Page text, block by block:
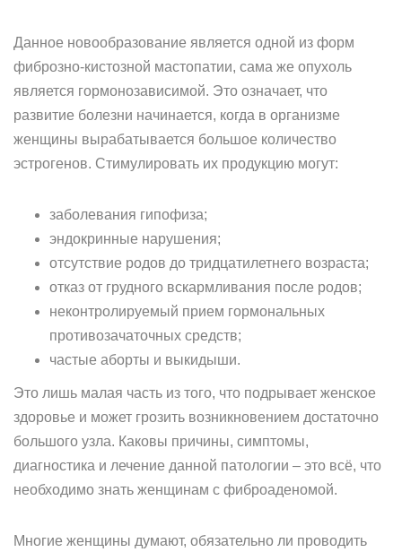
Данное новообразование является одной из форм
фиброзно-кистозной мастопатии, сама же опухоль
является гормонозависимой. Это означает, что
развитие болезни начинается, когда в организме
женщины вырабатывается большое количество
эстрогенов. Стимулировать их продукцию могут:
заболевания гипофиза;
эндокринные нарушения;
отсутствие родов до тридцатилетнего возраста;
отказ от грудного вскармливания после родов;
неконтролируемый прием гормональных
противозачаточных средств;
частые аборты и выкидыши.
Это лишь малая часть из того, что подрывает женское
здоровье и может грозить возникновением достаточно
большого узла. Каковы причины, симптомы,
диагностика и лечение данной патологии – это всё, что
необходимо знать женщинам с фиброаденомой.
Многие женщины думают, обязательно ли проводить